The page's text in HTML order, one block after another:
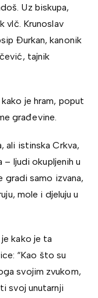
Uz biskupa,
vlč. Krunoslav
Đurkan, kanonik
tajnik
je hram, poput
građevine.
ali istinska Crkva,
– ljudi okupljenih u
gradi samo izvana,
mole i djeluju u
kako je ta
“Kao što su
svojim zvukom,
svoj unutarnji